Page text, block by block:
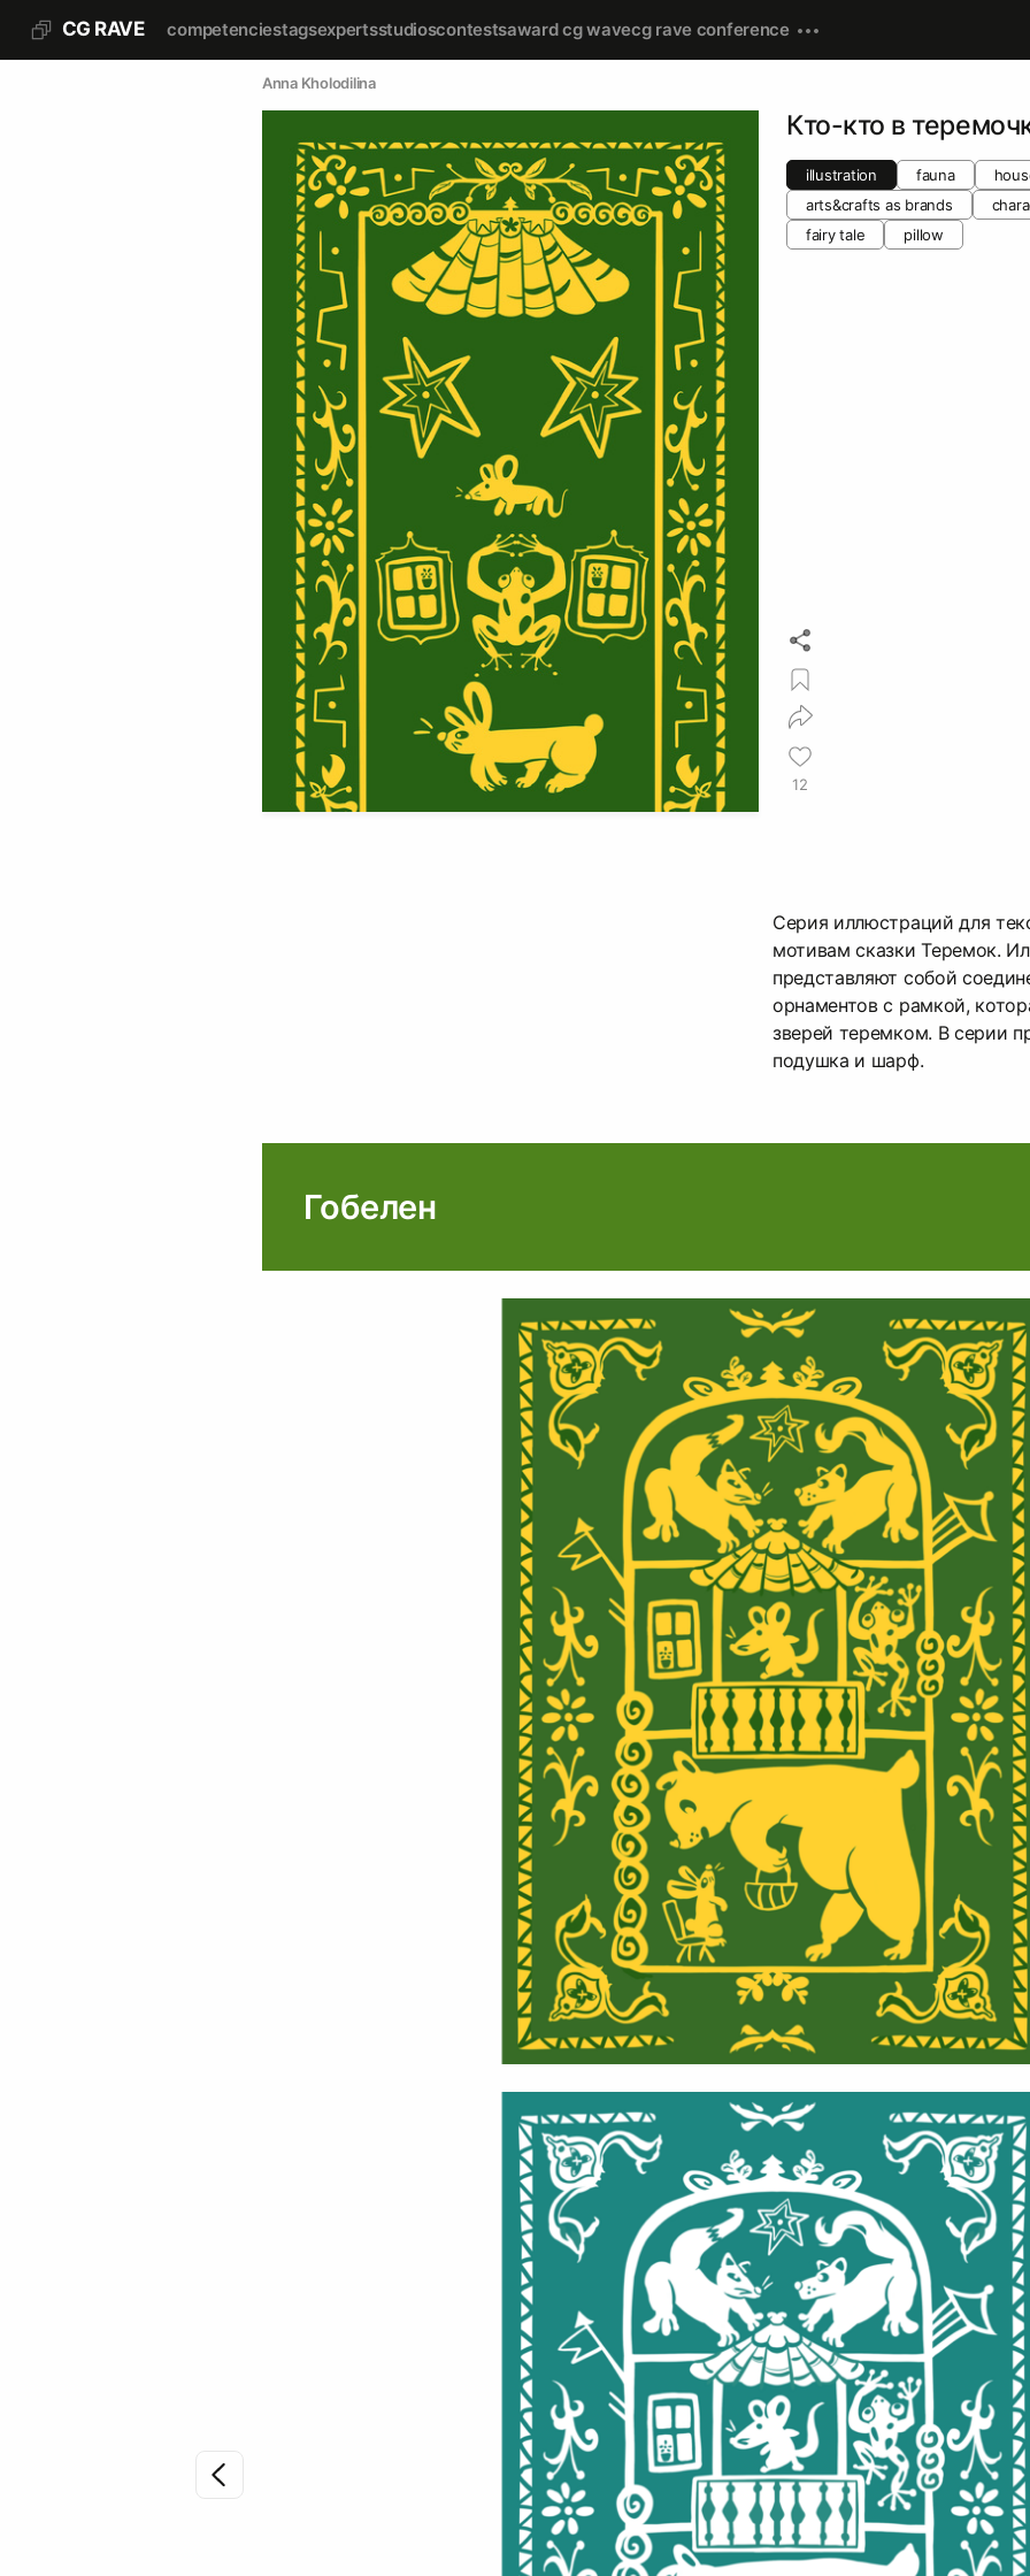
CG RAVE competenciestagsexpertsstudioscontestsaward cg wavecg rave conference
Anna Kholodilina
Кто-кто в
illustration fauna
arts&crafts as brands
fairy tale
pillow
12
Серия иллюстраций для
мотивам сказки Теремок.
представляют собой
орнаментов с рамкой,
зверей теремком. В серии
подушка и шарф.
Гобелен